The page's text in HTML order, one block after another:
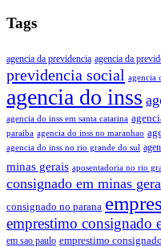
Tags
agencia da previdencia agencia da
previdencia social agencia
agencia do inss
agencia do inss em santa catarina
paraiba agencia do inss no maranhao
agencia do inss no rio grande do sul
minas gerais aposentadoria no rio
consignado em minas
consignado no parana
emprestimo consignado
em sao paulo emprestimo